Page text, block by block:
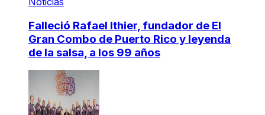
Falleció Rafael Ithier, fundador de El
Gran Combo de Puerto Rico y leyenda
de la salsa, a los 99 años